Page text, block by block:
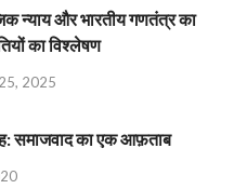
न्याय और भारतीय गणतंत्र का
का विश्लेषण
2025
समाजवाद का एक आफ़ताब